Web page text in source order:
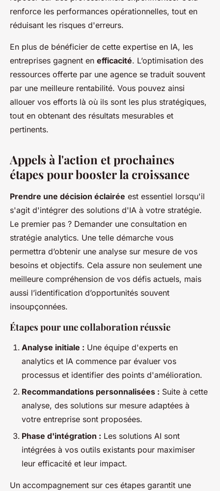
renforce les performances opérationnelles, tout en
réduisant les risques d'erreurs.
En plus de bénéficier de cette expertise en IA, les
entreprises gagnent en efficacité. L’optimisation des
ressources offerte par une agence se traduit souvent
par une meilleure rentabilité. Vous pouvez ainsi
allouer vos efforts là où ils sont les plus stratégiques,
tout en obtenant des résultats mesurables et
pertinents.
Appels à l'action et prochaines
étapes pour booster la croissance
Prendre une décision éclairée est essentiel lorsqu'il
s'agit d'intégrer des solutions d'IA à votre stratégie.
Le premier pas ? Demander une consultation en
stratégie analytics. Une telle démarche vous
permettra d’obtenir une analyse sur mesure de vos
besoins et objectifs. Cela assure non seulement une
meilleure compréhension de vos défis actuels, mais
aussi l’identification d’opportunités souvent
insoupçonnées.
Étapes pour une collaboration réussie
Analyse initiale : Une équipe d'experts en
analytics et IA commence par évaluer vos
processus et identifier des points d'amélioration.
Recommandations personnalisées : Suite à cette
analyse, des solutions sur mesure adaptées à
votre entreprise sont proposées.
Phase d'intégration : Les solutions AI sont
intégrées à vos outils existants pour maximiser
leur efficacité et leur impact.
Un accompagnement sur ces étapes garantit une